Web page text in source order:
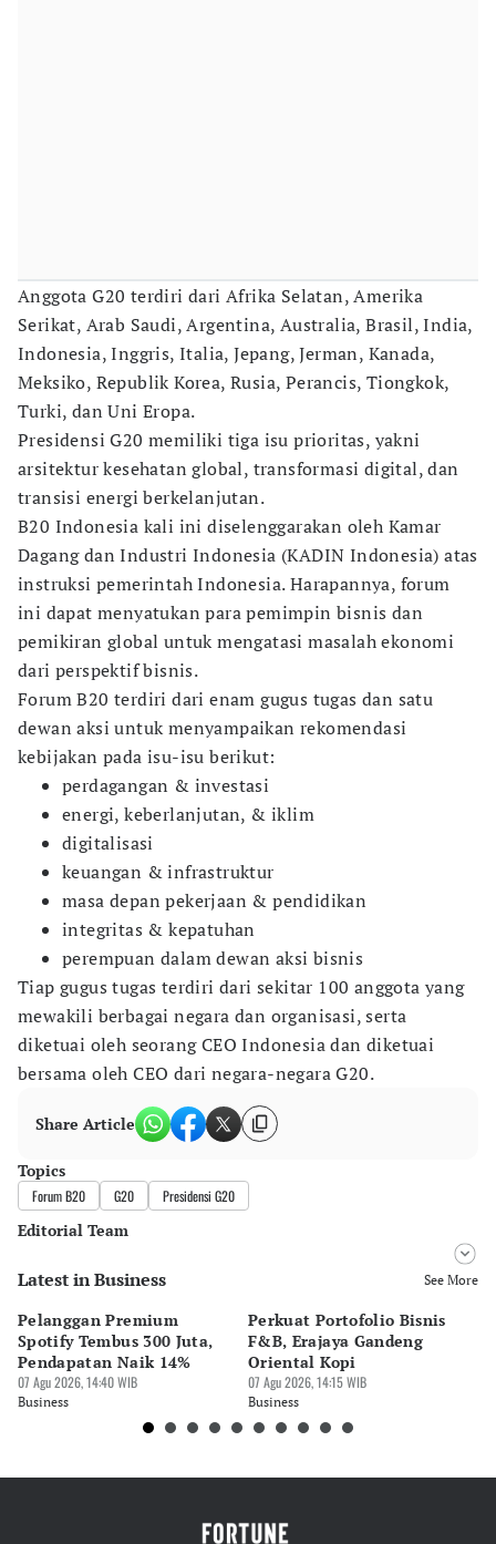
Anggota G20 terdiri dari Afrika Selatan, Amerika
Serikat, Arab Saudi, Argentina, Australia, Brasil, India,
Indonesia, Inggris, Italia, Jepang, Jerman, Kanada,
Meksiko, Republik Korea, Rusia, Perancis, Tiongkok,
Turki, dan Uni Eropa.
Presidensi G20 memiliki tiga isu prioritas, yakni
arsitektur kesehatan global, transformasi digital, dan
transisi energi berkelanjutan.
B20 Indonesia kali ini diselenggarakan oleh Kamar
Dagang dan Industri Indonesia (KADIN Indonesia) atas
instruksi pemerintah Indonesia. Harapannya, forum
ini dapat menyatukan para pemimpin bisnis dan
pemikiran global untuk mengatasi masalah ekonomi
dari perspektif bisnis.
Forum B20 terdiri dari enam gugus tugas dan satu
dewan aksi untuk menyampaikan rekomendasi
kebijakan pada isu-isu berikut:
perdagangan & investasi
energi, keberlanjutan, & iklim
digitalisasi
keuangan & infrastruktur
masa depan pekerjaan & pendidikan
integritas & kepatuhan
perempuan dalam dewan aksi bisnis
Tiap gugus tugas terdiri dari sekitar 100 anggota yang
mewakili berbagai negara dan organisasi, serta
diketuai oleh seorang CEO Indonesia dan diketuai
bersama oleh CEO dari negara-negara G20.
Share Article
Topics
Forum B20 G20 Presidensi G20
Editorial Team
Editor
Editor
Luky Maulana Firmansyah
Latest in Business See More
Pelanggan Premium
Spotify Tembus 300 Juta,
Pendapatan Naik 14%
07 Agu 2026, 14:40 WIB
Business
Perkuat Portofolio Bisnis
F&B, Erajaya Gandeng
Oriental Kopi
07 Agu 2026, 14:15 WIB
Business